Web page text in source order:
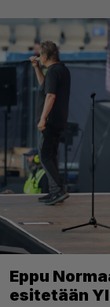
Eppu
esitetään